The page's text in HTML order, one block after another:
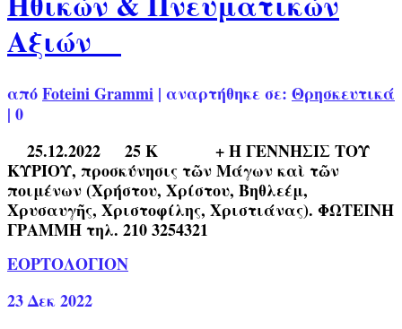
Αξιών
απόFoteini Grammi | αναρτήθηκε σε: Θρησκευτικά
| 0
25.12.2022 25 Κ + Η ΓΕΝΝΗΣΙΣ ΤΟΥ
ΚΥΡΙΟΥ, προσκύνησις τῶν Μάγων καὶ τῶν
ποιμένων (Χρήστου, Χρίστου, Βηθλεέμ,
Χρυσαυγῆς, Χριστοφίλης, Χριστιάνας). ΦΩΤΕΙΝΗ
ΓΡΑΜΜΗ τηλ. 210 3254321
ΕΟΡΤΟΛΟΓΙΟΝ
23Δεκ 2022